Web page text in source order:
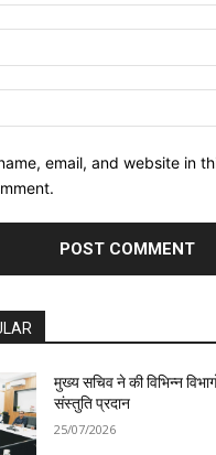
email, and website in
मुख्य सचिव ने की विभिन्न
संस्तुति प्रदान
25/07/2026